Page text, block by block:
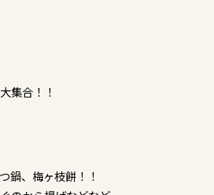
集合！！
鍋、梅ヶ枝餅！！